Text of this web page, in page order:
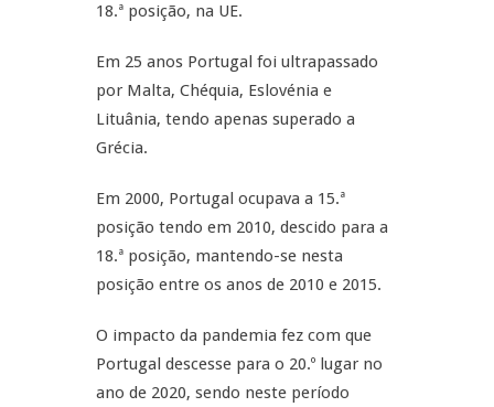
18.ª posição, na UE.
Em 25 anos Portugal foi ultrapassado
por Malta, Chéquia, Eslovénia e
Lituânia, tendo apenas superado a
Grécia.
Em 2000, Portugal ocupava a 15.ª
posição tendo em 2010, descido para a
18.ª posição, mantendo-se nesta
posição entre os anos de 2010 e 2015.
O impacto da pandemia fez com que
Portugal descesse para o 20.º lugar no
ano de 2020, sendo neste período